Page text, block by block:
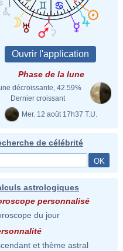
Phase de la lune
décroissante, 42.59%
Dernier croissant
Mer. 12 août 17h37 T.U.
de célébrité
astrologiques
personnalisé
du jour
et thème astral